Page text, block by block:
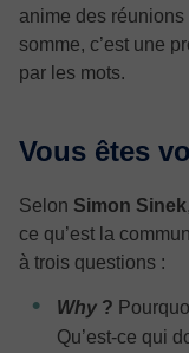
anime des
somme, c’est une
par les mots.
Vous êtes
Selon Simon Sinek
ce qu’est la
à trois questions :
Why ?
Qu’est-ce qui